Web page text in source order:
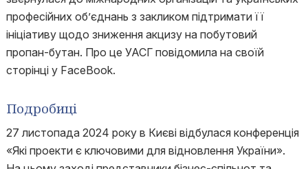
професійних об’єднань з закликом підтримати її
ініціативу щодо зниження акцизу на побутовий
пропан-бутан. Про це УАСГ повідомила на своїй
сторінці у FaceBook.
Подробиці
27 листопада 2024 року в Києві відбулася конференція
«Які проекти є ключовими для відновлення України».